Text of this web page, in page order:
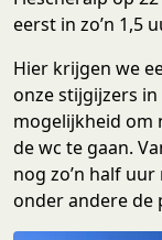
eerst in zo’n 1,5
Hier krijgen we
onze stijgijzers
mogelijkheid om
de wc te gaan.
nog zo’n half
onder andere de